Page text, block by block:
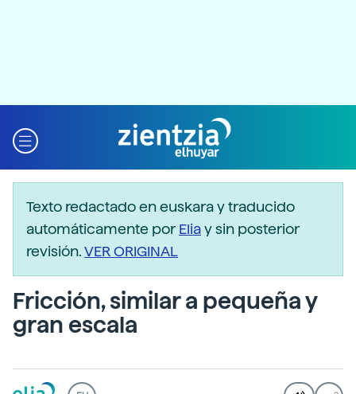
Texto redactado en euskara y traducido
automáticamente porEliay sin posterior
revisión.VER ORIGINAL
Fricción, similar a pequeña y
gran escala